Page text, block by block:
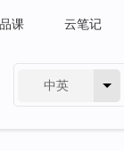
课 云笔记
中英